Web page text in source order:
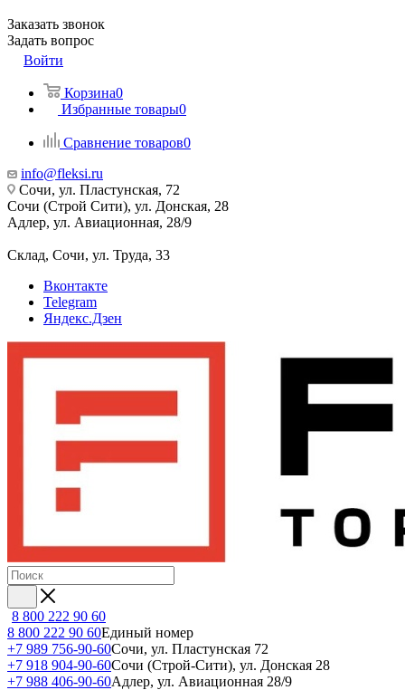
Заказать звонок
Задать вопрос
Войти
Корзина0
Избранные товары0
Сравнение товаров0
info@fleksi.ru
Сочи, ул. Пластунская, 72
Сочи (Строй Сити), ул. Донская, 28
Адлер, ул. Авиационная, 28/9
Склад, Сочи, ул. Труда, 33
Вконтакте
Telegram
Яндекс.Дзен
8 800 222 90 60
8 800 222 90 60Единый номер
+7 989 756-90-60Сочи, ул. Пластунская 72
+7 918 904-90-60Сочи (Строй-Сити), ул. Донская 28
+7 988 406-90-60Адлер, ул. Авиационная 28/9